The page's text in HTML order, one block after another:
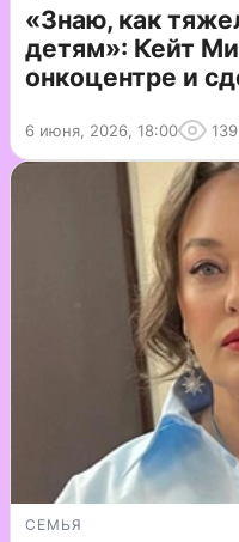
«Знаю, как
детям»: Кейт
онкоцентре и
6 июня, 2026, 18:00 139
СЕМЬЯ